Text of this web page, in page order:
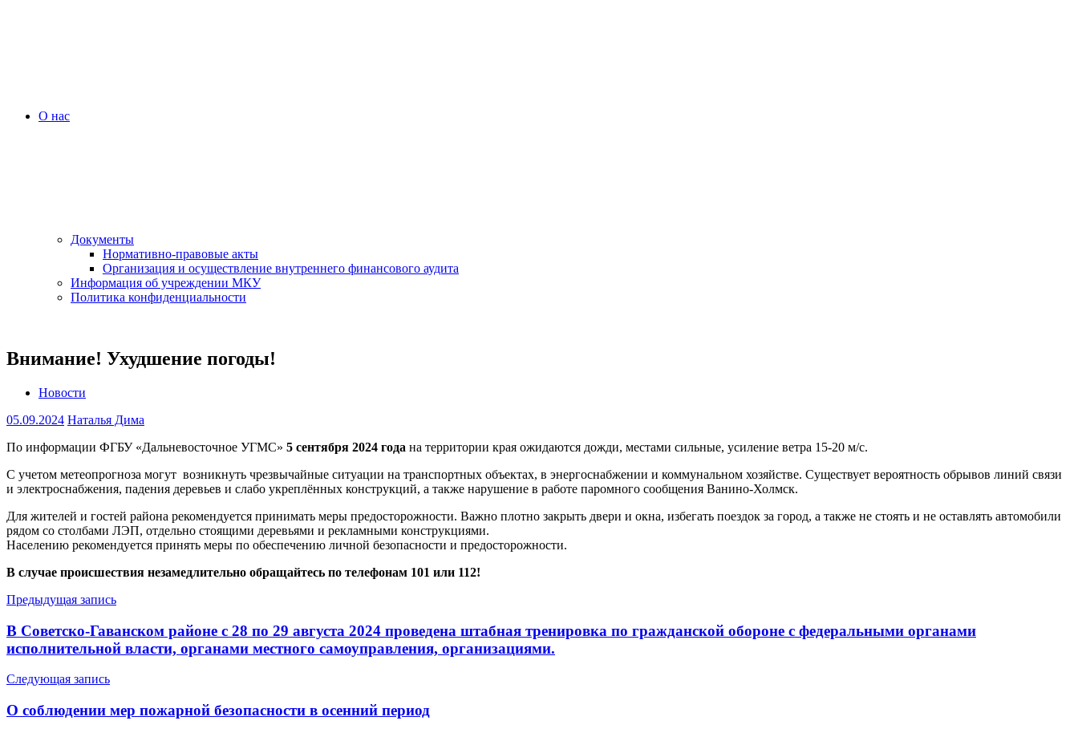
О нас
Документы
Нормативно-правовые акты
Организация и осуществление внутреннего финансового аудита
Информация об учреждении МКУ
Политика конфиденциальности
Внимание! Ухудшение погоды!
Новости
05.09.2024 Наталья Дима
По информации ФГБУ «Дальневосточное УГМС» 5 сентября 2024 года на территории края ожидаются дожди, местами сильные, усиление ветра 15-20 м/с.
С учетом метеопрогноза могут возникнуть чрезвычайные ситуации на транспортных объектах, в энергоснабжении и коммунальном хозяйстве. Существует вероятность обрывов линий связи
и электроснабжения, падения деревьев и слабо укреплённых конструкций, а также нарушение в работе паромного сообщения Ванино-Холмск.
Для жителей и гостей района рекомендуется принимать меры предосторожности. Важно плотно закрыть двери и окна, избегать поездок за город, а также не стоять и не оставлять автомобили
рядом со столбами ЛЭП, отдельно стоящими деревьями и рекламными конструкциями.
Населению рекомендуется принять меры по обеспечению личной безопасности и предосторожности.
В случае происшествия незамедлительно обращайтесь по телефонам 101 или 112!
Навигация
по
записям
Предыдущая запись
В Советско-Гаванском районе с 28 по 29 августа 2024 проведена штабная тренировка по гражданской обороне с федеральными органами
исполнительной власти, органами местного самоуправления, организациями.
Следующая запись
О соблюдении мер пожарной безопасности в осенний период